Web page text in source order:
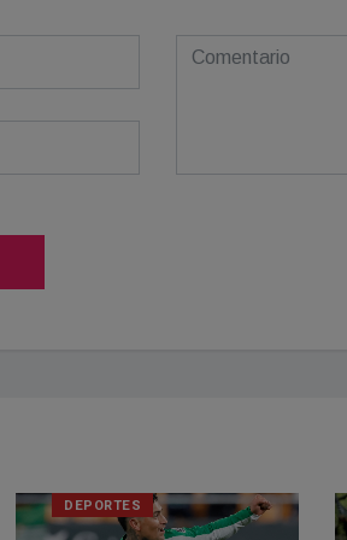
DEPORTES